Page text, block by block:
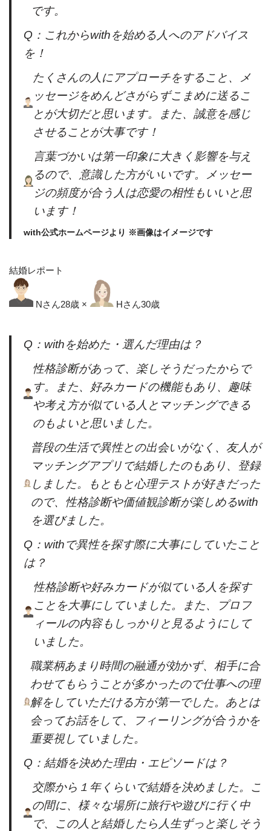
です。
Q：これからwithを始める人へのアドバイス
を！
たくさんの人にアプローチをすること、メ
ッセージをめんどさがらずこまめに送るこ
とが大切だと思います。また、誠意を感じ
させることが大事です！
言葉づかいは第一印象に大きく影響を与え
るので、意識した方がいいです。メッセー
ジの頻度が合う人は恋愛の相性もいいと思
います！
with公式ホームページより ※画像はイメージです
結婚レポート
Nさん28歳 × Hさん30歳
Q：withを始めた・選んだ理由は？
性格診断があって、楽しそうだったからで
す。また、好みカードの機能もあり、趣味
や考え方が似ている人とマッチングできる
のもよいと思いました。
普段の生活で異性との出会いがなく、友人が
マッチングアプリで結婚したのもあり、登録
しました。もともと心理テストが好きだった
ので、性格診断や価値観診断が楽しめるwith
を選びました。
Q：withで異性を探す際に大事にしていたこと
は？
性格診断や好みカードが似ている人を探す
ことを大事にしていました。また、プロフ
ィールの内容もしっかりと見るようにして
いました。
職業柄あまり時間の融通が効かず、相手に合
わせてもらうことが多かったので仕事への理
解をしていただける方が第一でした。あとは
会ってお話をして、フィーリングが合うかを
重要視していました。
Q：結婚を決めた理由・エピソードは？
交際から１年くらいで結婚を決めました。こ
の間に、様々な場所に旅行や遊びに行く中
で、この人と結婚したら人生ずっと楽しそう